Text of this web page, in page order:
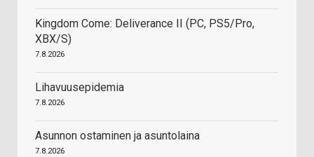
Kingdom Come: Deliverance II (PC, PS5/Pro,
XBX/S)
7.8.2026
Lihavuusepidemia
7.8.2026
Asunnon ostaminen ja asuntolaina
7.8.2026